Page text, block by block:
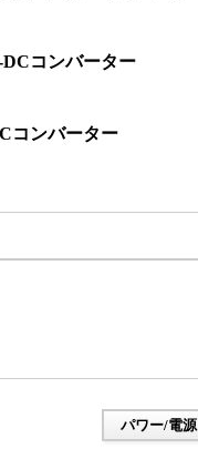
コンバーター
コンバーター
パワー/電源